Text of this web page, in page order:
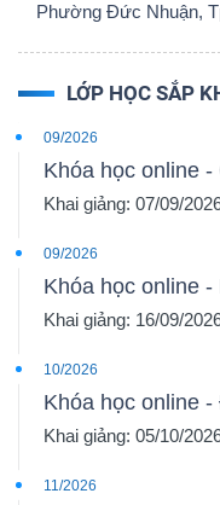
Phường Đức Nhuận,
LỚP HỌC SẮP
09/2026
Khóa học online
Khai giảng: 07/09/
09/2026
Khóa học online
Khai giảng: 16/09/
10/2026
Khóa học online
Khai giảng: 05/10/
11/2026